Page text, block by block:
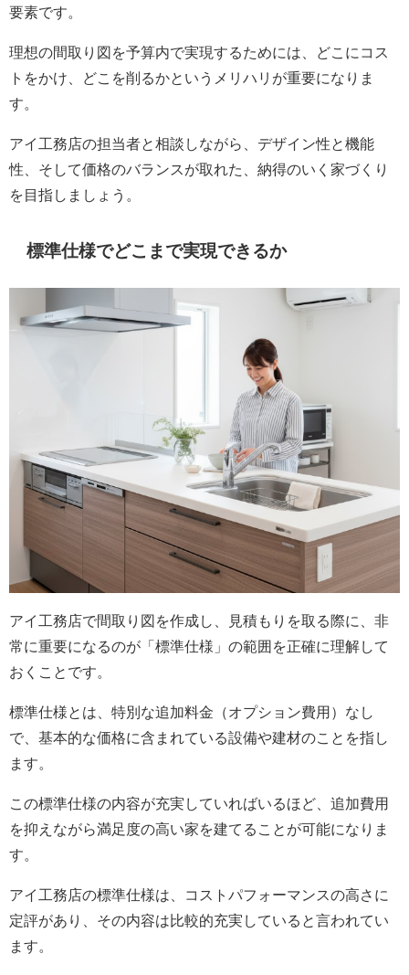
要素です。
理想の間取り図を予算内で実現するためには、どこにコス
トをかけ、どこを削るかというメリハリが重要になりま
す。
アイ工務店の担当者と相談しながら、デザイン性と機能
性、そして価格のバランスが取れた、納得のいく家づくり
を目指しましょう。
標準仕様でどこまで実現できるか
アイ工務店で間取り図を作成し、見積もりを取る際に、非
常に重要になるのが「標準仕様」の範囲を正確に理解して
おくことです。
標準仕様とは、特別な追加料金（オプション費用）なし
で、基本的な価格に含まれている設備や建材のことを指し
ます。
この標準仕様の内容が充実していればいるほど、追加費用
を抑えながら満足度の高い家を建てることが可能になりま
す。
アイ工務店の標準仕様は、コストパフォーマンスの高さに
定評があり、その内容は比較的充実していると言われてい
ます。